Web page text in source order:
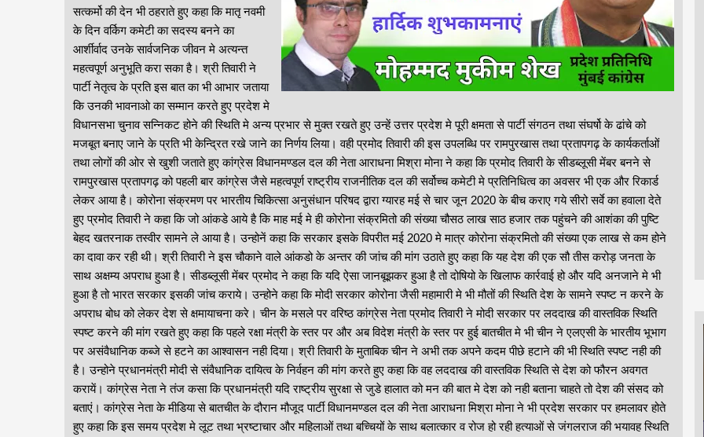
सत्कर्मो की देन भी ठहराते हुए कहा कि मातृ नवमी
के दिन वर्किग कमेटी का सदस्य बनने का
आर्शीर्वाद उनके सार्वजनिक जीवन मे अत्यन्त
महत्वपूर्ण अनुभूति करा सका है। श्री तिवारी ने
पार्टी नेतृत्व के प्रति इस बात का भी आभार जताया
कि उनकी भावनाओ का सम्मान करते हुए प्रदेश मे
विधानसभा चुनाव सन्निकट होने की स्थिति मे अन्य प्रभार से मुक्त रखते हुए उन्हें उत्तर प्रदेश मे पूरी क्षमता से पार्टी संगठन तथा संघर्षो के ढांचे को
मजबूत बनाए जाने के प्रति भी केन्द्रित रखे जाने का निर्णय लिया। वही प्रमोद तिवारी की इस उपलब्धि पर रामपुरखास तथा प्रतापगढ़ के कार्यकर्ताओं
तथा लोगों की ओर से खुशी जताते हुए कांग्रेस विधानमण्डल दल की नेता आराधना मिश्रा मोना ने कहा कि प्रमोद तिवारी के सीडब्लूसी मेंबर बनने से
रामपुरखास प्रतापगढ़ को पहली बार कांग्रेस जैसे महत्वपूर्ण राष्ट्रीय राजनीतिक दल की सर्वोच्च कमेटी मे प्रतिनिधित्व का अवसर भी एक और रिकार्ड
लेकर आया है। कोरोना संक्रमण पर भारतीय चिकित्सा अनुसंधान परिषद द्वारा ग्यारह मई से चार जून 2020 के बीच कराए गये सीरो सर्वे का हवाला देते
हुए प्रमोद तिवारी ने कहा कि जो आंकडे आये है कि माह मई मे ही कोरोना संक्रमितो की संख्या चौसठ लाख साठ हजार तक पहुंचने की आशंका की पुष्टि
बेहद खतरनाक तस्वीर सामने ले आया है। उन्होनें कहा कि सरकार इसके विपरीत मई 2020 मे मात्र कोरोना संक्रमितो की संख्या एक लाख से कम होने
का दावा कर रही थी। श्री तिवारी ने इस चौकाने वाले आंकडो के अन्तर की जांच की मांग उठाते हुए कहा कि यह देश की एक सौ तीस करोड़ जनता के
साथ अक्षम्य अपराध हुआ है। सीडब्लूसी मेंबर प्रमोद ने कहा कि यदि ऐसा जानबूझकर हुआ है तो दोषियो के खिलाफ कार्रवाई हो और यदि अनजाने मे भी
हुआ है तो भारत सरकार इसकी जांच कराये। उन्होने कहा कि मोदी सरकार कोरोना जैसी महामारी मे भी मौतों की स्थिति देश के सामने स्पष्ट न करने के
अपराध बोध को लेकर देश से क्षमायाचना करे। चीन के मसले पर वरिष्ठ कांग्रेस नेता प्रमोद तिवारी ने मोदी सरकार पर लददाख की वास्तविक स्थिति
स्पष्ट करने की मांग रखते हुए कहा कि पहले रक्षा मंत्री के स्तर पर और अब विदेश मंत्री के स्तर पर हुई बातचीत मे भी चीन ने एलएसी के भारतीय भूभाग
पर असंवैधानिक कब्जे से हटने का आश्वासन नही दिया। श्री तिवारी के मुताबिक चीन ने अभी तक अपने कदम पीछे हटाने की भी स्थिति स्पष्ट नही की
है। उन्होने प्रधानमंत्री मोदी से संवैधानिक दायित्व के निर्वहन की मांग करते हुए कहा कि वह लददाख की वास्तविक स्थिति से देश को फौरन अवगत
करायें। कांग्रेस नेता ने तंज कसा कि प्रधानमंत्री यदि राष्ट्रीय सुरक्षा से जुडे हालात को मन की बात मे देश को नही बताना चाहते तो देश की संसद को
बताएं। कांग्रेस नेता के मीडिया से बातचीत के दौरान मौजूद पार्टी विधानमण्डल दल की नेता आराधना मिश्रा मोना ने भी प्रदेश सरकार पर हमलावर होते
हुए कहा कि इस समय प्रदेश मे लूट तथा भ्रष्टाचार और महिलाओं तथा बच्चियों के साथ बलात्कार व रोज हो रही हत्याओं से जंगलराज की भयावह स्थिति